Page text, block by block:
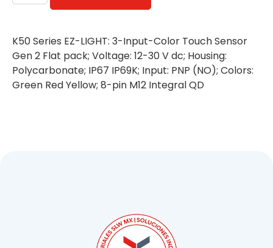
K50 Series EZ-LIGHT: 3-Input-Color Touch Sensor
Gen 2 Flat pack; Voltage: 12-30 V dc; Housing:
Polycarbonate; IP67 IP69K; Input: PNP (NO); Colors:
Green Red Yellow; 8-pin M12 Integral QD